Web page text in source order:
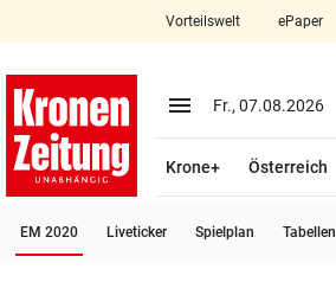
account_circle Anmelden
pin_drop
Wien
Vorteilswelt ePaper
menu Menü aufklappen
Fr., 07.08.2026
Krone+ Österreich
EM 2020 Liveticker Spielplan Tabellen